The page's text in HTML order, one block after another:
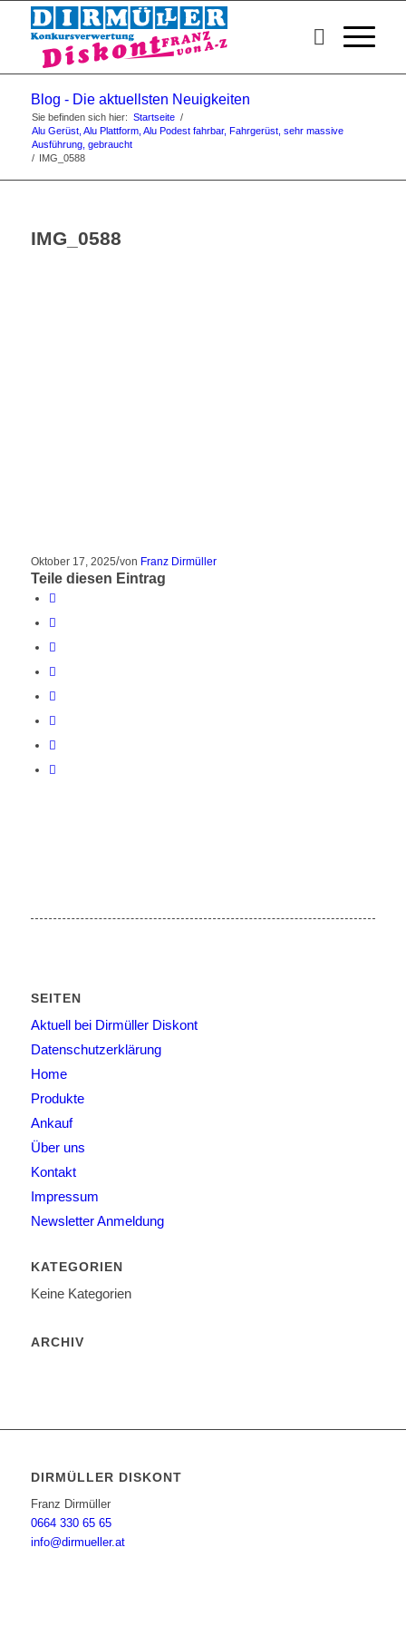
Blog - Die aktuellsten Neuigkeiten
Sie befinden sich hier: Startseite /
Alu Gerüst, Alu Plattform, Alu Podest fahrbar, Fahrgerüst, sehr massive
Ausführung, gebraucht
/ IMG_0588
IMG_0588
Oktober 17, 2025/von Franz Dirmüller
Teile diesen Eintrag
SEITEN
Aktuell bei Dirmüller Diskont
Datenschutzerklärung
Home
Produkte
Ankauf
Über uns
Kontakt
Impressum
Newsletter Anmeldung
KATEGORIEN
Keine Kategorien
ARCHIV
DIRMÜLLER DISKONT
Franz Dirmüller
0664 330 65 65
info@dirmueller.at